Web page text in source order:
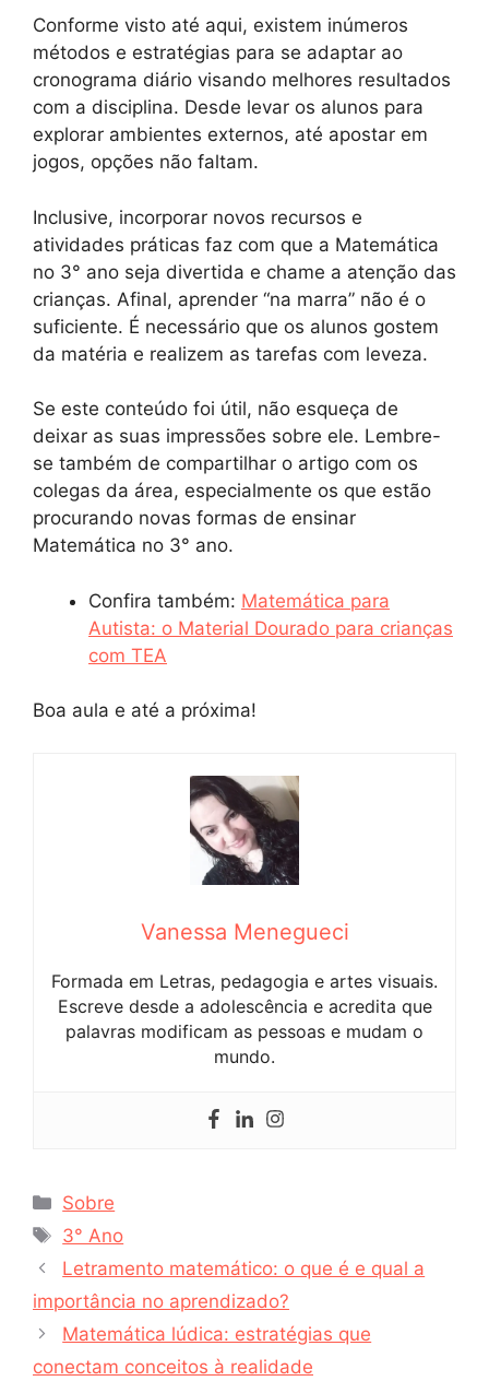
Conforme visto até aqui, existem inúmeros
métodos e estratégias para se adaptar ao
cronograma diário visando melhores resultados
com a disciplina. Desde levar os alunos para
explorar ambientes externos, até apostar em
jogos, opções não faltam.
Inclusive, incorporar novos recursos e
atividades práticas faz com que a Matemática
no 3° ano seja divertida e chame a atenção das
crianças. Afinal, aprender “na marra” não é o
suficiente. É necessário que os alunos gostem
da matéria e realizem as tarefas com leveza.
Se este conteúdo foi útil, não esqueça de
deixar as suas impressões sobre ele. Lembre-
se também de compartilhar o artigo com os
colegas da área, especialmente os que estão
procurando novas formas de ensinar
Matemática no 3° ano.
Confira também: Matemática para
Autista: o Material Dourado para crianças
com TEA
Boa aula e até a próxima!
Vanessa Menegueci
Formada em Letras, pedagogia e artes visuais.
Escreve desde a adolescência e acredita que
palavras modificam as pessoas e mudam o
mundo.
Categorias
Sobre
Tags
3° Ano
Letramento matemático: o que é e qual a
importância no aprendizado?
Matemática lúdica: estratégias que
conectam conceitos à realidade